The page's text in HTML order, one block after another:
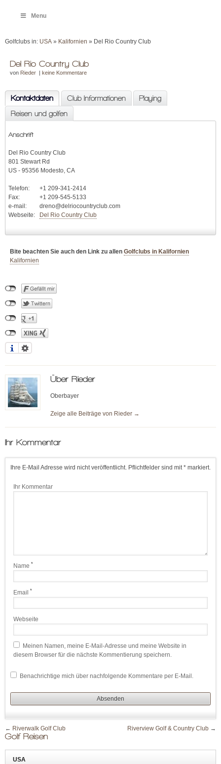
Menu
Golfclubs in: USA » Kalifornien » Del Rio Country Club
Del Rio Country Club
von Rieder | keine Kommentare
Kontaktdaten Club Informationen
Playing
Reisen und golfen
Anschrift
Del Rio Country Club
801 Stewart Rd
US - 95356 Modesto, CA
Telefon:
+1 209-341-2414
Fax:
+1 209-545-5133
e-mail:
dreno@delriocountryclub.com
Webseite:
Del Rio Country Club
Bite beachten Sie auch den Link zu allen Golfclubs in Kalifornien
Kalifornien
Über Rieder
Oberbayer
Zeige alle Beiträge von Rieder →
Ihr Kommentar
Ihre E-Mail Adresse wird nicht veröffentlicht. Pflichtfelder sind mit * markiert.
Ihr Kommentar
Name *
Email *
Webseite
Meinen Namen, meine E-Mail-Adresse und meine Website in
diesem Browser für die nächste Kommentierung speichern.
Benachrichtige mich über nachfolgende Kommentare per E-Mail.
← Riverwalk Golf Club Riverview Golf & Country Club →
Golf Reisen
USA